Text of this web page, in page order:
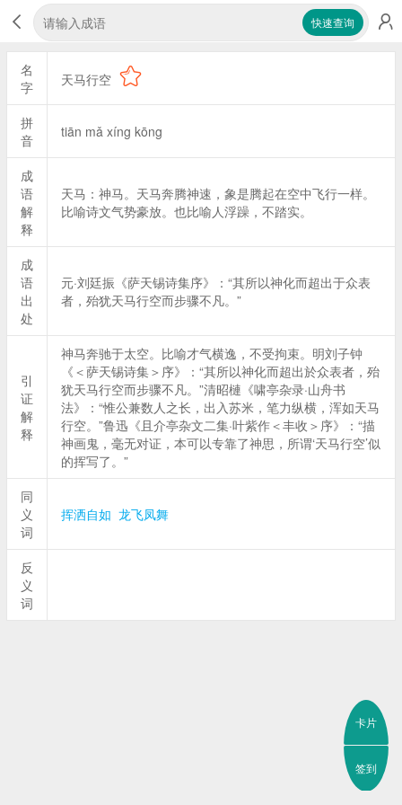
快速查询
名
字
天马行空
拼
音
tiān mǎ xíng kōng
成
语
解
释
天马：神马。天马奔腾神速，象是腾起在空中飞行一样。
比喻诗文气势豪放。也比喻人浮躁，不踏实。
成
语
出
处
元·刘廷振《萨天锡诗集序》：“其所以神化而超出于众表
者，殆犹天马行空而步骤不凡。”
引
证
解
释
神马奔驰于太空。比喻才气横逸，不受拘束。明刘子钟
《＜萨天锡诗集＞序》：“其所以神化而超出於众表者，殆
犹天马行空而步骤不凡。”清昭槤《啸亭杂录·山舟书
法》：“惟公兼数人之长，出入苏米，笔力纵横，浑如天马
行空。”鲁迅《且介亭杂文二集·叶紫作＜丰收＞序》：“描
神画鬼，毫无对证，本可以专靠了神思，所谓‘天马行空’似
的挥写了。”
同
义
词
挥洒自如 龙飞凤舞
反
义
词
卡片
签到